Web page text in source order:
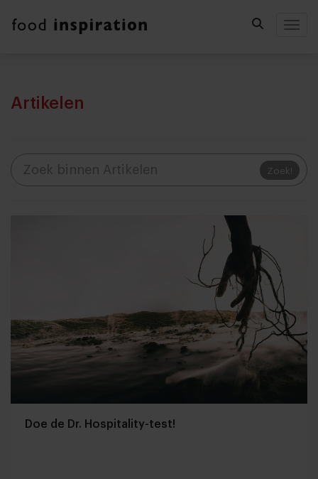
Artikelen
Zoek!
Doe de Dr. Hospitality-test!